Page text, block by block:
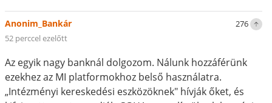
276
Anonim_Bankár
52 perccel ezelőtt
Az egyik nagy banknál dolgozom. Nálunk hozzáférünk
ezekhez az MI platformokhoz belső használatra.
„Intézményi kereskedési eszközöknek" hívják őket, és